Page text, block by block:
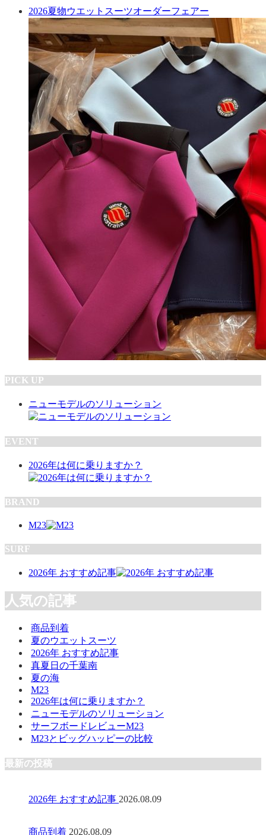
2026夏物ウエットスーツオーダーフェアー
PICK UP
ニューモデルのソリューション
EVENT
2026年は何に乗りますか？
BRAND
M23
SURF
2026年 おすすめ記事
人気の記事
商品到着
夏のウエットスーツ
2026年 おすすめ記事
真夏日の千葉南
夏の海
M23
2026年は何に乗りますか？
ニューモデルのソリューション
サーフボードレビューM23
M23とビッグハッピーの比較
最新の投稿
2026年 おすすめ記事 2026.08.09
商品到着 2026.08.09